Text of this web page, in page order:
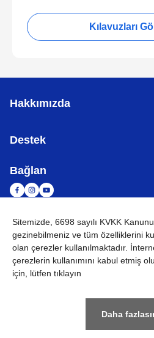
Kılavuzları
Hakkımızda
Destek
Bağlan
TÜRKİYE Küresel Ağ
Kullanım Koşulları Site
©
Sitemizde, 6698 sayılı KVKK
gezinebilmeniz ve tüm özelliklerini
olan çerezler kullanılmaktadır.
çerezlerin kullanımını kabul etmiş
için, lütfen tıklayın
Daha